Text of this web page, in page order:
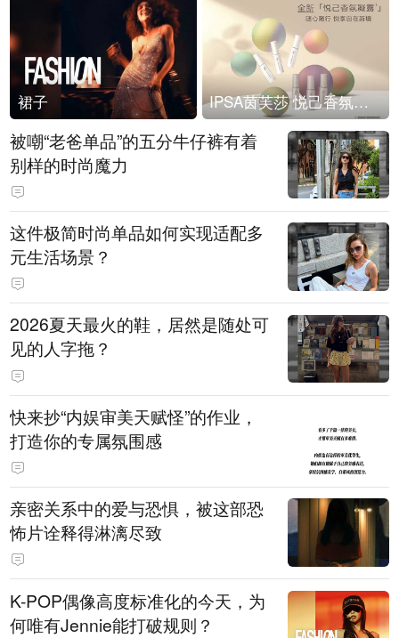
裙子 IPSA茵芙莎 悦己香氛凝露上市
被嘲“老爸单品”的五分牛仔裤有着
别样的时尚魔力
这件极简时尚单品如何实现适配多
元生活场景？
2026夏天最火的鞋，居然是随处可
见的人字拖？
快来抄“内娱审美天赋怪”的作业，
打造你的专属氛围感
亲密关系中的爱与恐惧，被这部恐
怖片诠释得淋漓尽致
K-POP偶像高度标准化的今天，为
何唯有Jennie能打破规则？